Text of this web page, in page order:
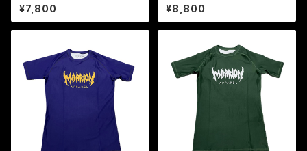
Y LOGO RASH GUARD (Bla
ck×White)
¥7,800
PANTS (Dark green× Whit
e)
¥8,800